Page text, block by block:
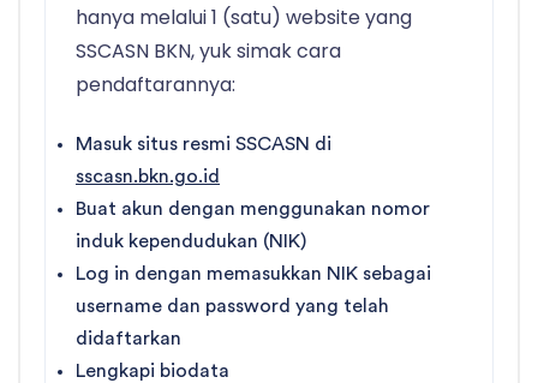
hanya melalui 1 (satu) website yang
SSCASN BKN, yuk simak cara
pendaftarannya:
Masuk situs resmi SSCASN di
sscasn.bkn.go.id
Buat akun dengan menggunakan nomor
induk kependudukan (NIK)
Log in dengan memasukkan NIK sebagai
username dan password yang telah
didaftarkan
Lengkapi biodata